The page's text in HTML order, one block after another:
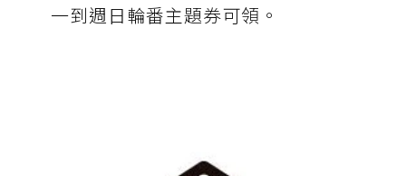
一到週日輪番主題券可領。